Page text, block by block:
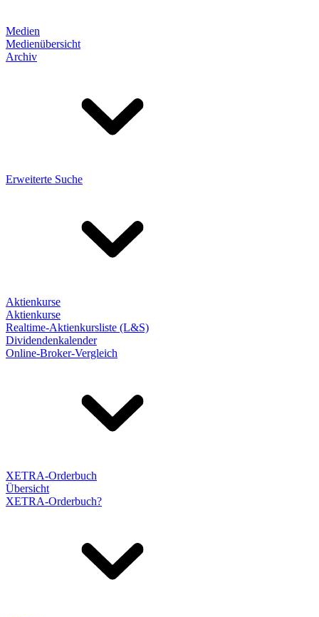
Medien
Medienübersicht
Archiv
Erweiterte Suche
Aktienkurse
Aktienkurse
Realtime-Aktienkursliste (L&S)
Dividendenkalender
Online-Broker-Vergleich
XETRA-Orderbuch
Übersicht
XETRA-Orderbuch?